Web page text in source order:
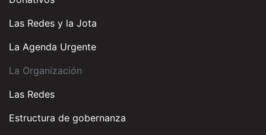
Las Redes y la Jota
La Agenda Urgente
La Organización
Las Redes
Estructura de gobernanza